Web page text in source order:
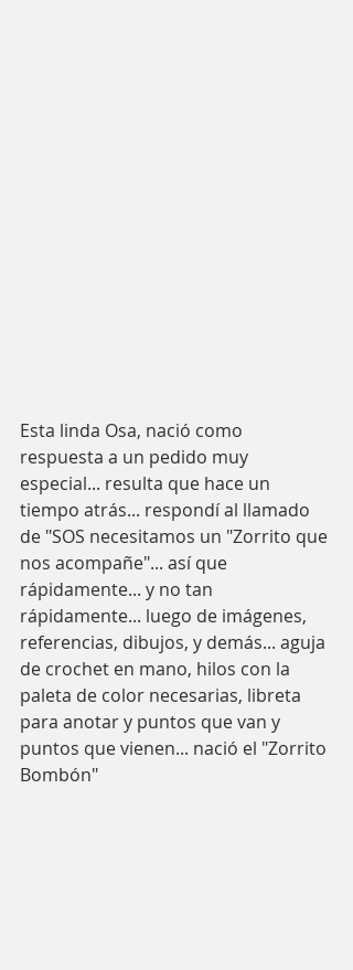
Esta linda Osa, nació como
respuesta a un pedido muy
especial... resulta que hace un
tiempo atrás... respondí al llamado
de "SOS necesitamos un "Zorrito que
nos acompañe"... así que
rápidamente... y no tan
rápidamente... luego de imágenes,
referencias, dibujos, y demás... aguja
de crochet en mano, hilos con la
paleta de color necesarias, libreta
para anotar y puntos que van y
puntos que vienen... nació el "Zorrito
Bombón"